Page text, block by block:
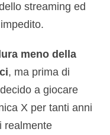
streaming ed
meno della
, ma prima di
a giocare
X per tanti anni
realmente